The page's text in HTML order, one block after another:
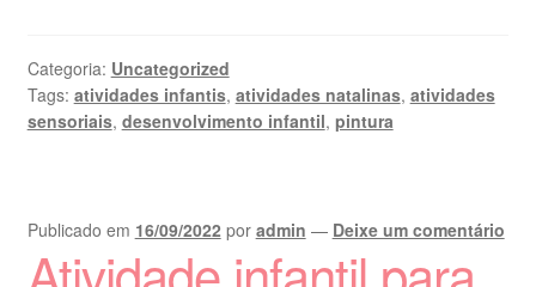
Categoria: Uncategorized
Tags: atividades infantis, atividades natalinas, atividades
sensoriais, desenvolvimento infantil, pintura
Publicado em 16/09/2022 por admin — Deixe um comentário